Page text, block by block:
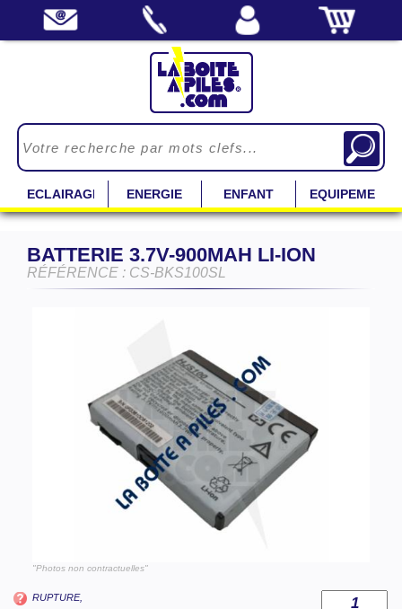
ECLAIRAGE ENERGIE ENFANT EQUIPEMENT
BATTERIE 3.7V-900MAH LI-ION
RÉFÉRENCE : CS-BKS100SL
"Photos non contractuelles"
RUPTURE,